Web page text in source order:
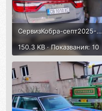
СервизКобра-септ2025-3.jpg
150.3 KB · Показвания: 10